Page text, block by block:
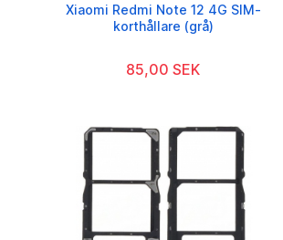
Xiaomi Redmi Note 12 4G SIM-
korthållare (grå)
85,00 SEK